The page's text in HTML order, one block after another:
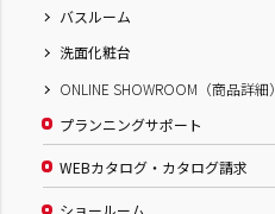
バスルーム
洗面化粧台
ONLINE SHOWROOM（商品詳細）
プランニングサポート
WEBカタログ・カタログ請求